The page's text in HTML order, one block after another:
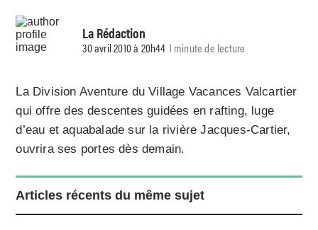
La Rédaction
30 avril 2010 à 20h44 1 minute de lecture
La Division Aventure du Village Vacances Valcartier
qui offre des descentes guidées en rafting, luge
d’eau et aquabalade sur la rivière Jacques-Cartier,
ouvrira ses portes dès demain.
Articles récents du même sujet